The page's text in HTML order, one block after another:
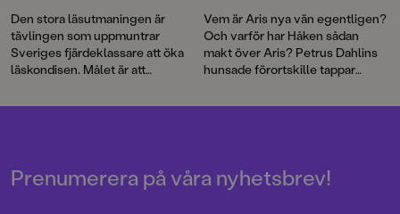
Den stora läsutmaningen är
tävlingen som uppmuntrar
Sveriges fjärdeklassare att öka
läskondisen. Målet är att
förra året när 30 000 tioåringar
på spel och det bjuds på ett
peppande program hela
Vem är Aris nya vän egentligen?
Och varför har Håken sådan
makt över Aris? Petrus Dahlins
hunsade förortskille tappar
många lager, suggestivt
Prenumerera på våra nyhetsbrev!